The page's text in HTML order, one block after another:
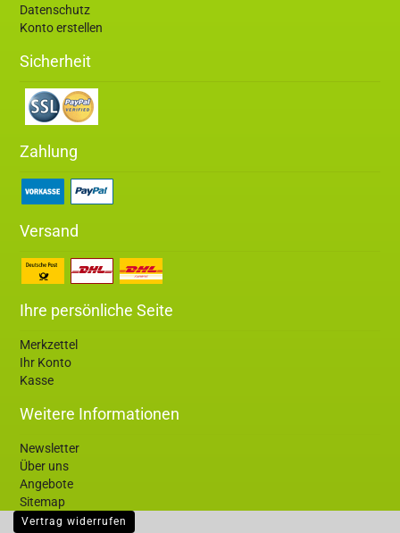
Datenschutz
Konto erstellen
Sicherheit
Zahlung
Versand
Ihre persönliche Seite
Merkzettel
Ihr Konto
Kasse
Weitere Informationen
Newsletter
Über uns
Angebote
Sitemap
Vertrag widerrufen